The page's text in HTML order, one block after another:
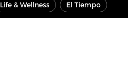
Life & Wellness El Tiempo